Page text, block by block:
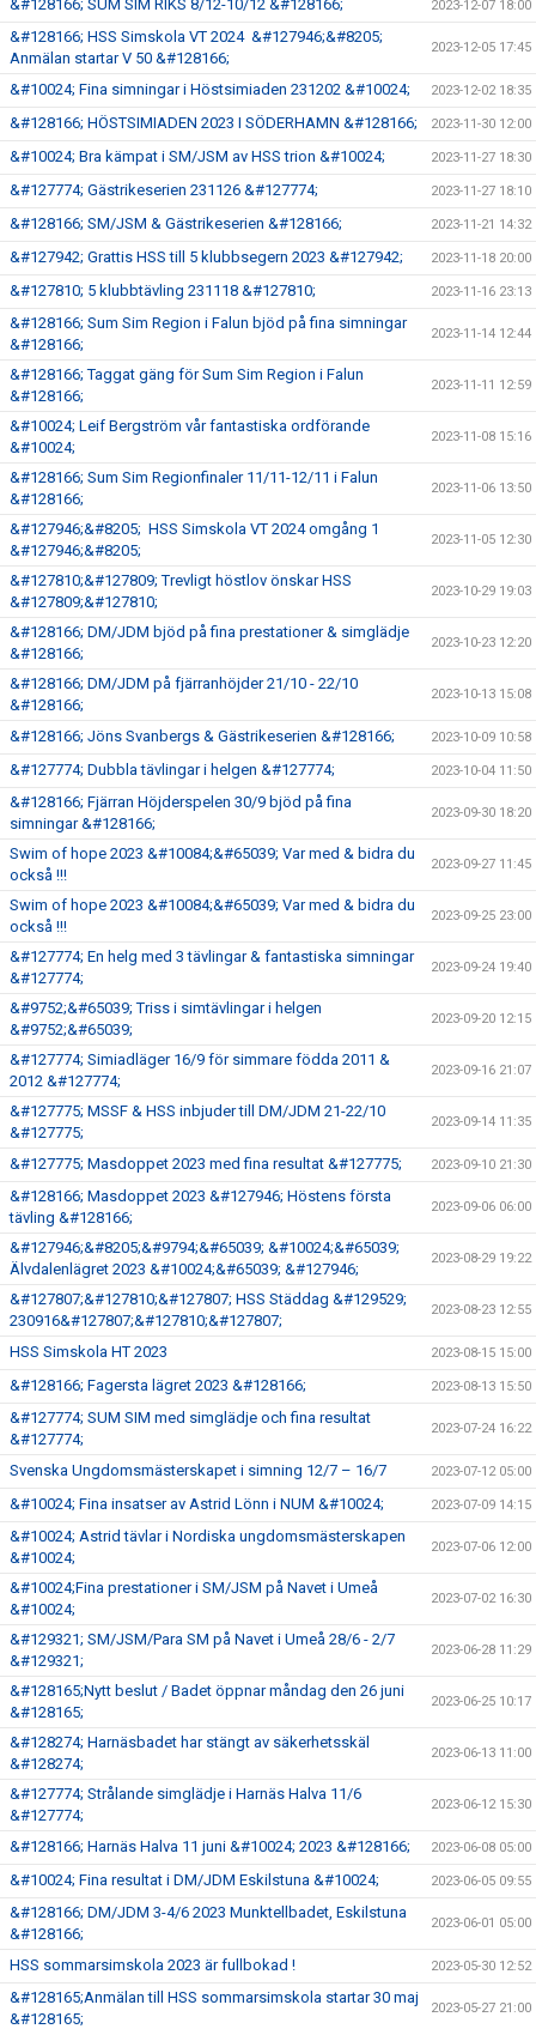
&#128166; SUM SIM RIKS 8/12-10/12 &#128166; 2023-12-07 18:00
&#128166; HSS Simskola VT 2024 &#127946;&#8205;
Anmälan startar V 50 &#128166;
2023-12-05 17:45
&#10024; Fina simningar i Höstsimiaden 231202 &#10024; 2023-12-02 18:35
&#128166; HÖSTSIMIADEN 2023 I SÖDERHAMN &#128166; 2023-11-30 12:00
&#10024; Bra kämpat i SM/JSM av HSS trion &#10024; 2023-11-27 18:30
&#127774; Gästrikeserien 231126 &#127774; 2023-11-27 18:10
&#128166; SM/JSM & Gästrikeserien &#128166; 2023-11-21 14:32
&#127942; Grattis HSS till 5 klubbsegern 2023 &#127942; 2023-11-18 20:00
&#127810; 5 klubbtävling 231118 &#127810; 2023-11-16 23:13
&#128166; Sum Sim Region i Falun bjöd på fina simningar
&#128166;
2023-11-14 12:44
&#128166; Taggat gäng för Sum Sim Region i Falun
&#128166;
2023-11-11 12:59
&#10024; Leif Bergström vår fantastiska ordförande
&#10024;
2023-11-08 15:16
&#128166; Sum Sim Regionfinaler 11/11-12/11 i Falun
&#128166;
2023-11-06 13:50
&#127946;&#8205; HSS Simskola VT 2024 omgång 1
&#127946;&#8205;
2023-11-05 12:30
&#127810;&#127809; Trevligt höstlov önskar HSS
&#127809;&#127810;
2023-10-29 19:03
&#128166; DM/JDM bjöd på fina prestationer & simglädje
&#128166;
2023-10-23 12:20
&#128166; DM/JDM på fjärranhöjder 21/10 - 22/10
&#128166;
2023-10-13 15:08
&#128166; Jöns Svanbergs & Gästrikeserien &#128166; 2023-10-09 10:58
&#127774; Dubbla tävlingar i helgen &#127774; 2023-10-04 11:50
&#128166; Fjärran Höjderspelen 30/9 bjöd på fina
simningar &#128166;
2023-09-30 18:20
Swim of hope 2023 &#10084;&#65039; Var med & bidra du
också !!!
2023-09-27 11:45
Swim of hope 2023 &#10084;&#65039; Var med & bidra du
också !!!
2023-09-25 23:00
&#127774; En helg med 3 tävlingar & fantastiska simningar
&#127774;
2023-09-24 19:40
&#9752;&#65039; Triss i simtävlingar i helgen
&#9752;&#65039;
2023-09-20 12:15
&#127774; Simiadläger 16/9 för simmare födda 2011 &
2012 &#127774;
2023-09-16 21:07
&#127775; MSSF & HSS inbjuder till DM/JDM 21-22/10
&#127775;
2023-09-14 11:35
&#127775; Masdoppet 2023 med fina resultat &#127775; 2023-09-10 21:30
&#128166; Masdoppet 2023 &#127946; Höstens första
tävling &#128166;
2023-09-06 06:00
&#127946;&#8205;&#9794;&#65039; &#10024;&#65039;
Älvdalenlägret 2023 &#10024;&#65039; &#127946;
2023-08-29 19:22
&#127807;&#127810;&#127807; HSS Städdag &#129529;
230916&#127807;&#127810;&#127807;
2023-08-23 12:55
HSS Simskola HT 2023 2023-08-15 15:00
&#128166; Fagersta lägret 2023 &#128166; 2023-08-13 15:50
&#127774; SUM SIM med simglädje och fina resultat
&#127774;
2023-07-24 16:22
Svenska Ungdomsmästerskapet i simning 12/7 – 16/7 2023-07-12 05:00
&#10024; Fina insatser av Astrid Lönn i NUM &#10024; 2023-07-09 14:15
&#10024; Astrid tävlar i Nordiska ungdomsmästerskapen
&#10024;
2023-07-06 12:00
&#10024;Fina prestationer i SM/JSM på Navet i Umeå
&#10024;
2023-07-02 16:30
&#129321; SM/JSM/Para SM på Navet i Umeå 28/6 - 2/7
&#129321;
2023-06-28 11:29
&#128165;Nytt beslut / Badet öppnar måndag den 26 juni
&#128165;
2023-06-25 10:17
&#128274; Harnäsbadet har stängt av säkerhetsskäl
&#128274;
2023-06-13 11:00
&#127774; Strålande simglädje i Harnäs Halva 11/6
&#127774;
2023-06-12 15:30
&#128166; Harnäs Halva 11 juni &#10024; 2023 &#128166; 2023-06-08 05:00
&#10024; Fina resultat i DM/JDM Eskilstuna &#10024; 2023-06-05 09:55
&#128166; DM/JDM 3-4/6 2023 Munktellbadet, Eskilstuna
&#128166;
2023-06-01 05:00
HSS sommarsimskola 2023 är fullbokad ! 2023-05-30 12:52
&#128165;Anmälan till HSS sommarsimskola startar 30 maj
&#128165;
2023-05-27 21:00